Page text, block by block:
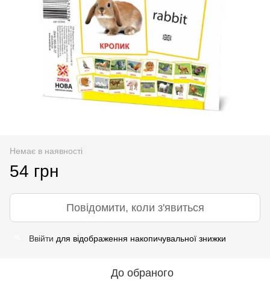
Немає в наявності
54 грн
Повідомити, коли з'явиться
Ввійти для відображення накопичувальної знижки
До обраного